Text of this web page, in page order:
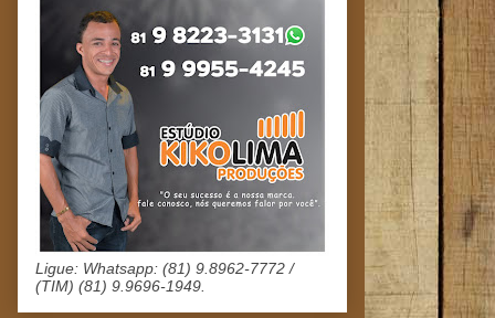
Ligue: Whatsapp: (81) 9.8962-7772 /
(TIM) (81) 9.9696-1949.